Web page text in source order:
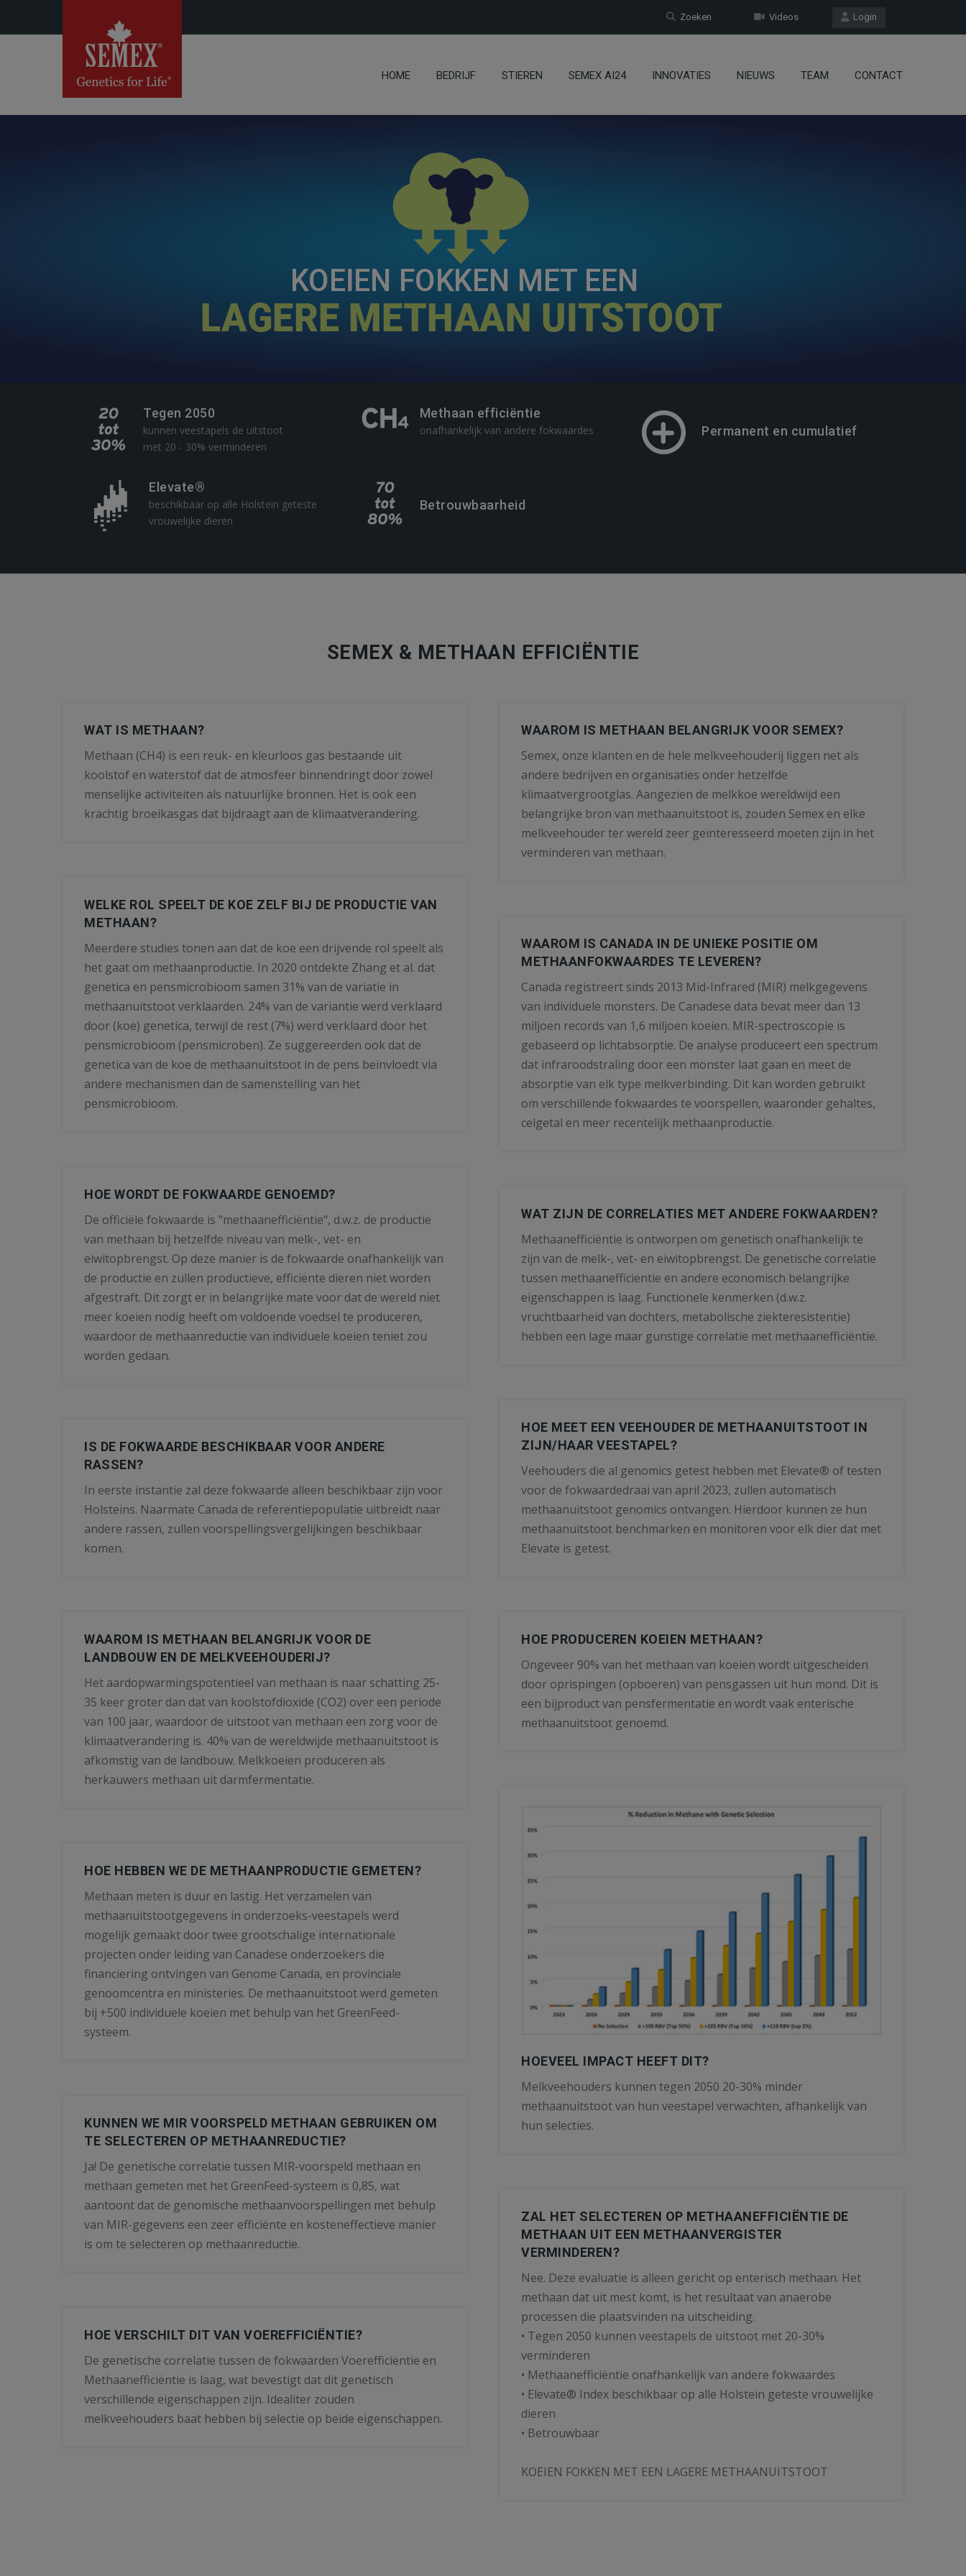
Login
Videos
Zoeken
HOME BEDRIJF STIEREN SEMEX AI24 INNOVATIES NIEUWS TEAM CONTACT
Tegen 2050
kunnen veestapels de uitstoot
met 20 - 30% verminderen
Methaan efficiëntie
onafhankelijk van andere fokwaardes Permanent en cumulatief
Elevate®
beschikbaar op alle Holstein geteste
vrouwelijke dieren
Betrouwbaarheid
SEMEX & METHAAN EFFICIËNTIE
WAT IS METHAAN?
Methaan (CH4) is een reuk- en kleurloos gas bestaande uit
koolstof en waterstof dat de atmosfeer binnendringt door zowel
menselijke activiteiten als natuurlijke bronnen. Het is ook een
krachtig broeikasgas dat bijdraagt aan de klimaatverandering.
WELKE ROL SPEELT DE KOE ZELF BIJ DE PRODUCTIE VAN
METHAAN?
Meerdere studies tonen aan dat de koe een drijvende rol speelt als
het gaat om methaanproductie. In 2020 ontdekte Zhang et al. dat
genetica en pensmicrobioom samen 31% van de variatie in
methaanuitstoot verklaarden. 24% van de variantie werd verklaard
door (koe) genetica, terwijl de rest (7%) werd verklaard door het
pensmicrobioom (pensmicroben). Ze suggereerden ook dat de
genetica van de koe de methaanuitstoot in de pens beïnvloedt via
andere mechanismen dan de samenstelling van het
pensmicrobioom.
HOE WORDT DE FOKWAARDE GENOEMD?
De officiële fokwaarde is "methaanefficiëntie", d.w.z. de productie
van methaan bij hetzelfde niveau van melk-, vet- en
eiwitopbrengst. Op deze manier is de fokwaarde onafhankelijk van
de productie en zullen productieve, efficiënte dieren niet worden
afgestraft. Dit zorgt er in belangrijke mate voor dat de wereld niet
meer koeien nodig heeft om voldoende voedsel te produceren,
waardoor de methaanreductie van individuele koeien teniet zou
worden gedaan.
IS DE FOKWAARDE BESCHIKBAAR VOOR ANDERE
RASSEN?
In eerste instantie zal deze fokwaarde alleen beschikbaar zijn voor
Holsteins. Naarmate Canada de referentiepopulatie uitbreidt naar
andere rassen, zullen voorspellingsvergelijkingen beschikbaar
komen.
WAAROM IS METHAAN BELANGRIJK VOOR DE
LANDBOUW EN DE MELKVEEHOUDERIJ?
Het aardopwarmingspotentieel van methaan is naar schatting 25-
35 keer groter dan dat van koolstofdioxide (CO2) over een periode
van 100 jaar, waardoor de uitstoot van methaan een zorg voor de
klimaatverandering is. 40% van de wereldwijde methaanuitstoot is
afkomstig van de landbouw. Melkkoeien produceren als
herkauwers methaan uit darmfermentatie.
HOE HEBBEN WE DE METHAANPRODUCTIE GEMETEN?
Methaan meten is duur en lastig. Het verzamelen van
methaanuitstootgegevens in onderzoeks-veestapels werd
mogelijk gemaakt door twee grootschalige internationale
projecten onder leiding van Canadese onderzoekers die
financiering ontvingen van Genome Canada, en provinciale
genoomcentra en ministeries. De methaanuitstoot werd gemeten
bij +500 individuele koeien met behulp van het GreenFeed-
systeem.
KUNNEN WE MIR VOORSPELD METHAAN GEBRUIKEN OM
TE SELECTEREN OP METHAANREDUCTIE?
Ja! De genetische correlatie tussen MIR-voorspeld methaan en
methaan gemeten met het GreenFeed-systeem is 0,85, wat
aantoont dat de genomische methaanvoorspellingen met behulp
van MIR-gegevens een zeer efficiënte en kosteneffectieve manier
is om te selecteren op methaanreductie.
HOE VERSCHILT DIT VAN VOEREFFICIËNTIE?
De genetische correlatie tussen de fokwaarden Voerefficiëntie en
Methaanefficiëntie is laag, wat bevestigt dat dit genetisch
verschillende eigenschappen zijn. Idealiter zouden
melkveehouders baat hebben bij selectie op beide eigenschappen.
WAAROM IS METHAAN BELANGRIJK VOOR SEMEX?
Semex, onze klanten en de hele melkveehouderij liggen net als
andere bedrijven en organisaties onder hetzelfde
klimaatvergrootglas. Aangezien de melkkoe wereldwijd een
belangrijke bron van methaanuitstoot is, zouden Semex en elke
melkveehouder ter wereld zeer geïnteresseerd moeten zijn in het
verminderen van methaan.
WAAROM IS CANADA IN DE UNIEKE POSITIE OM
METHAANFOKWAARDES TE LEVEREN?
Canada registreert sinds 2013 Mid-Infrared (MIR) melkgegevens
van individuele monsters. De Canadese data bevat meer dan 13
miljoen records van 1,6 miljoen koeien. MIR-spectroscopie is
gebaseerd op lichtabsorptie. De analyse produceert een spectrum
dat infraroodstraling door een monster laat gaan en meet de
absorptie van elk type melkverbinding. Dit kan worden gebruikt
om verschillende fokwaardes te voorspellen, waaronder gehaltes,
celgetal en meer recentelijk methaanproductie.
WAT ZIJN DE CORRELATIES MET ANDERE FOKWAARDEN?
Methaanefficiëntie is ontworpen om genetisch onafhankelijk te
zijn van de melk-, vet- en eiwitopbrengst. De genetische correlatie
tussen methaanefficiëntie en andere economisch belangrijke
eigenschappen is laag. Functionele kenmerken (d.w.z.
vruchtbaarheid van dochters, metabolische ziekteresistentie)
hebben een lage maar gunstige correlatie met methaanefficiëntie.
HOE MEET EEN VEEHOUDER DE METHAANUITSTOOT IN
ZIJN/HAAR VEESTAPEL?
Veehouders die al genomics getest hebben met Elevate® of testen
voor de fokwaardedraai van april 2023, zullen automatisch
methaanuitstoot genomics ontvangen. Hierdoor kunnen ze hun
methaanuitstoot benchmarken en monitoren voor elk dier dat met
Elevate is getest.
HOE PRODUCEREN KOEIEN METHAAN?
Ongeveer 90% van het methaan van koeien wordt uitgescheiden
door oprispingen (opboeren) van pensgassen uit hun mond. Dit is
een bijproduct van pensfermentatie en wordt vaak enterische
methaanuitstoot genoemd.
HOEVEEL IMPACT HEEFT DIT?
Melkveehouders kunnen tegen 2050 20-30% minder
methaanuitstoot van hun veestapel verwachten, afhankelijk van
hun selecties.
ZAL HET SELECTEREN OP METHAANEFFICIËNTIE DE
METHAAN UIT EEN METHAANVERGISTER
VERMINDEREN?
Nee. Deze evaluatie is alleen gericht op enterisch methaan. Het
methaan dat uit mest komt, is het resultaat van anaerobe
processen die plaatsvinden na uitscheiding.
• Tegen 2050 kunnen veestapels de uitstoot met 20-30%
verminderen
• Methaanefficiëntie onafhankelijk van andere fokwaardes
• Elevate® Index beschikbaar op alle Holstein geteste vrouwelijke
dieren
• Betrouwbaar
KOEIEN FOKKEN MET EEN LAGERE METHAANUITSTOOT